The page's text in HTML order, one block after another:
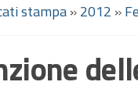
stampa»2012 »